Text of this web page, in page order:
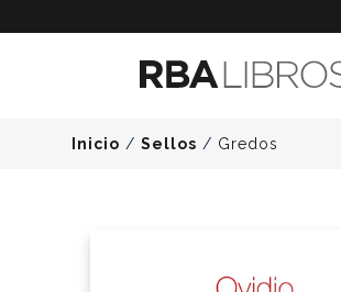
Inicio / Sellos / Gredos